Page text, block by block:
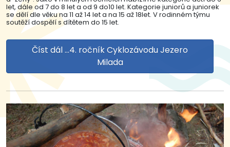
let, dále od 7 do 8 let a od 9 do10 let. Kategorie juniorů a juniorek
se dělí dle věku na 11 až 14 let a na 15 až 18let. V rodinném týmu
soutěží dospělí s dítětem do 15 let.
Číst dál …4. ročník Cyklozávodu Jezero
Milada